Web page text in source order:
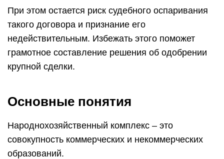
При этом остается риск судебного оспаривания
такого договора и признание его
недействительным. Избежать этого поможет
грамотное составление решения об одобрении
крупной сделки.
Основные понятия
Народнохозяйственный комплекс – это
совокупность коммерческих и некоммерческих
образований.